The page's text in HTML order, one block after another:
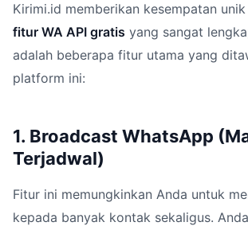
Kirimi.id memberikan kesempatan
fitur WA API gratis yang sangat
adalah beberapa fitur utama yang
platform ini:
1. Broadcast WhatsApp
Terjadwal)
Fitur ini memungkinkan Anda untuk
kepada banyak kontak sekaligus.